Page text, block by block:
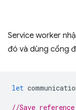
Service worker
đó và dùng cổng
let
//Save